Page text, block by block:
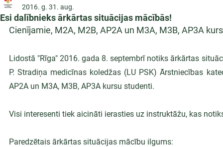
Esi dalībnieks ārkārtas situācijas mācībās!
2016. g. 31. aug.
Cienījamie, M2A, M2B, AP2A un M3A, M3B, AP3A
Lidostā "Rīga" 2016. gada 8. septembrī notiks ārkārtas
P. Stradiņa medicīnas koledžas (LU PSK) Ārstniecības
AP2A un M3A, M3B, AP3A kursu studenti.
Visi interesenti tiek aicināti ierasties uz instruktāžu, kas
Paredzētais ārkārtas situācijas mācību ilgums: